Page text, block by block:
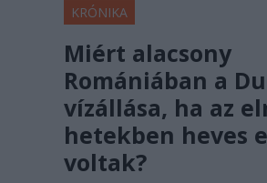
KRÓNIKA
Miért alacsony
Romániában a
vízállása, ha az
hetekben heves
voltak?